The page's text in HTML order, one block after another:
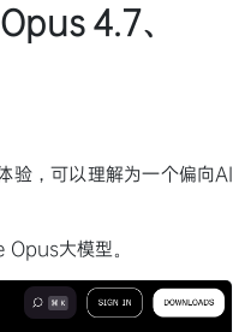
4.7、
，可以理解为一个偏向AI
大模型。